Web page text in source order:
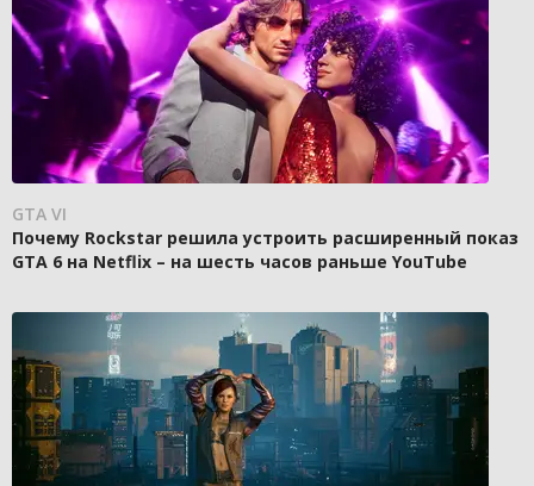
GTA VI
Почему Rockstar решила устроить расширенный показ
GTA 6 на Netflix – на шесть часов раньше YouTube